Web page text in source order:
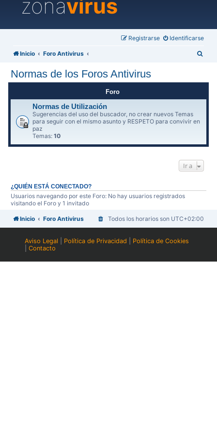
zonavirus
Identificarse
Registrarse
Inicio Foro Antivirus
Normas de los Foros Antivirus
Foro
Normas de Utilización
Sugerencias del uso del buscador, no crear nuevos Temas
para seguir con el mismo asunto y RESPETO para convivir en
paz
Temas:10
Ir a
¿QUIÉN ESTÁ CONECTADO?
Usuarios navegando por este Foro: No hay usuarios registrados
visitando el Foro y 1 invitado
Inicio Foro Antivirus Todos los horarios son UTC+02:00
Aviso Legal Política de Privacidad
Política de Cookies
|Contacto